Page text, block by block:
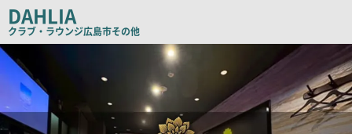
コ
ピ
ー
DAHLIA
クラブ・ラウンジ広島市その他
店
舗